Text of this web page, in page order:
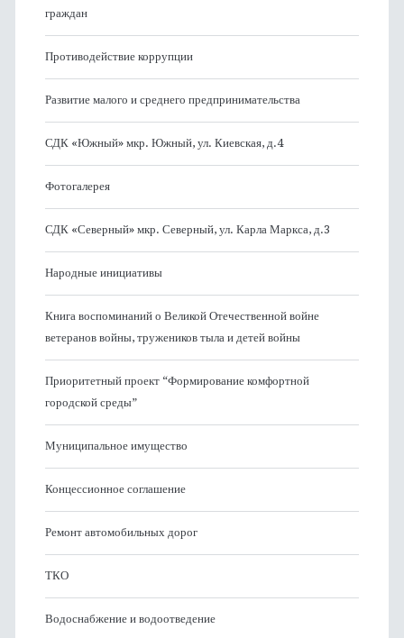
граждан
Противодействие коррупции
Развитие малого и среднего предпринимательства
СДК «Южный» мкр. Южный, ул. Киевская, д.4
Фотогалерея
СДК «Северный» мкр. Северный, ул. Карла Маркса, д.3
Народные инициативы
Книга воспоминаний о Великой Отечественной войне
ветеранов войны, тружеников тыла и детей войны
Приоритетный проект “Формирование комфортной
городской среды”
Муниципальное имущество
Концессионное соглашение
Ремонт автомобильных дорог
ТКО
Водоснабжение и водоотведение